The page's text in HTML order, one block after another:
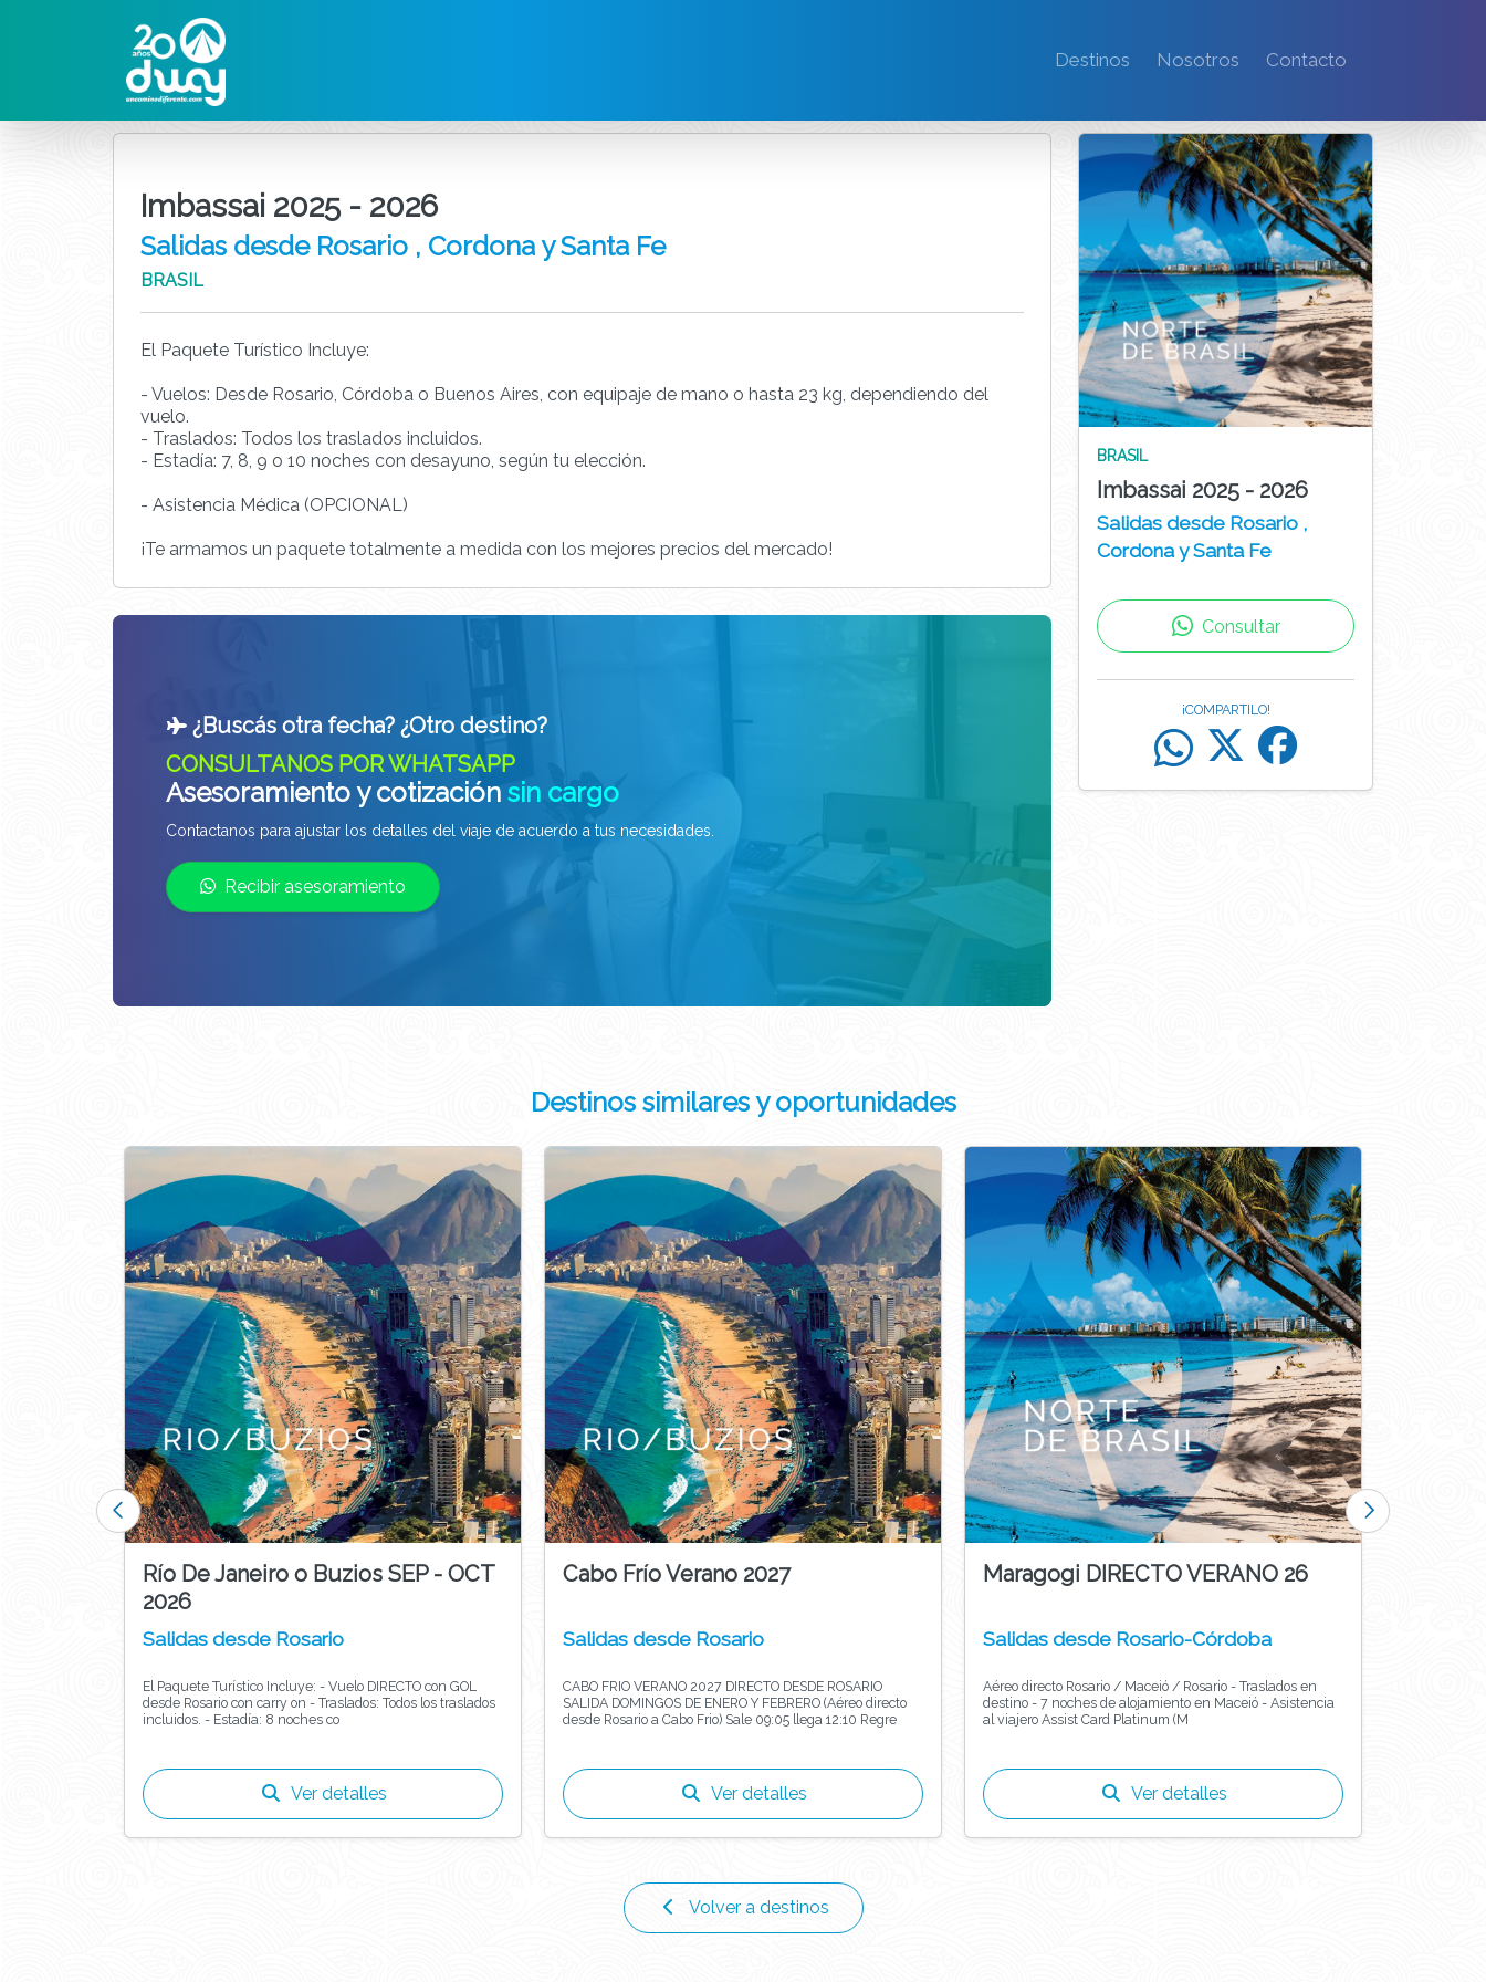
Destinos Nosotros Contacto
Imbassai 2025 - 2026
Salidas desde Rosario , Cordona y Santa Fe
BRASIL
El Paquete Turístico Incluye:
- Vuelos: Desde Rosario, Córdoba o Buenos Aires, con equipaje de mano o hasta 23 kg, dependiendo del
vuelo.
- Traslados: Todos los traslados incluidos.
- Estadía: 7, 8, 9 o 10 noches con desayuno, según tu elección.
- Asistencia Médica (OPCIONAL)
¡Te armamos un paquete totalmente a medida con los mejores precios del mercado!
¿Buscás otra fecha? ¿Otro destino?
CONSULTANOS POR WHATSAPP
Asesoramiento y cotización sin cargo
Contactanos para ajustar los detalles del viaje de acuerdo a tus necesidades.
Recibir asesoramiento
BRASIL
Imbassai 2025 - 2026
Salidas desde Rosario ,
Cordona y Santa Fe
Consultar
¡COMPARTILO!
Destinos similares y oportunidades
Río De Janeiro o Buzios SEP - OCT
2026
Salidas desde Rosario
El Paquete Turístico Incluye: - Vuelo DIRECTO con GOL
desde Rosario con carry on - Traslados: Todos los traslados
incluidos. - Estadía: 8 noches co
Ver detalles
Cabo Frío Verano 2027
Salidas desde Rosario
CABO FRIO VERANO 2027 DIRECTO DESDE ROSARIO
SALIDA DOMINGOS DE ENERO Y FEBRERO (Aéreo directo
desde Rosario a Cabo Frio) Sale 09:05 llega 12:10 Regre
Ver detalles
Maragogi DIRECTO VERANO 26
Salidas desde Rosario-Córdoba
Aéreo directo Rosario / Maceió / Rosario - Traslados en
destino - 7 noches de alojamiento en Maceió - Asistencia
al viajero Assist Card Platinum (M
Ver detalles
Volver a destinos